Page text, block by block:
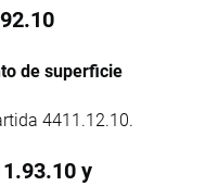
de superficie
4411.12.10.
y